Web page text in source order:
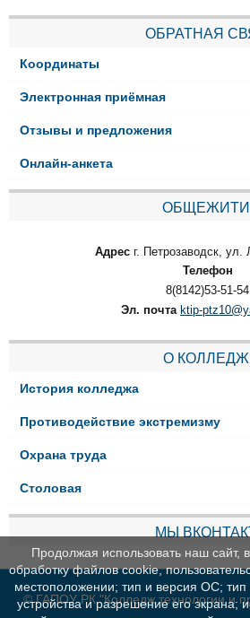
ОБРАТНАЯ
Координаты
Электронная приёмная
Отзывы и предложения
Онлайн-анкета
Адрес г. Петрозаводск, ул.
Телефон
8(8142)53-51-54
Эл. почта ktip-
О
История колледжа
Противодействие экстремизму
Охрана труда
Столовая
МЫ
© ГАПОУ РК "Колледж технологии и
Продолжая использовать наш сайт,
обработку файлов cookie,
местоположении; тип и версия ОС; тип
устройства и разрешение его экрана;